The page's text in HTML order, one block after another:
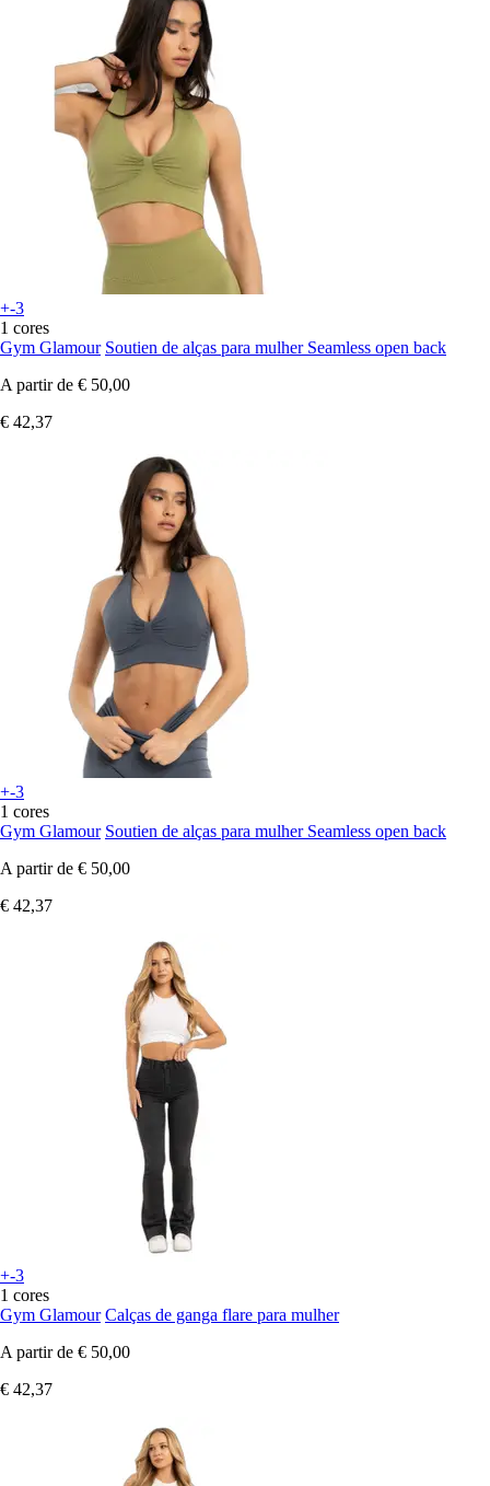
+-3
1 cores
Gym Glamour Soutien de alças para mulher Seamless open back
A partir de € 50,00
€ 42,37
+-3
1 cores
Gym Glamour Soutien de alças para mulher Seamless open back
A partir de € 50,00
€ 42,37
+-3
1 cores
Gym Glamour Calças de ganga flare para mulher
A partir de € 50,00
€ 42,37